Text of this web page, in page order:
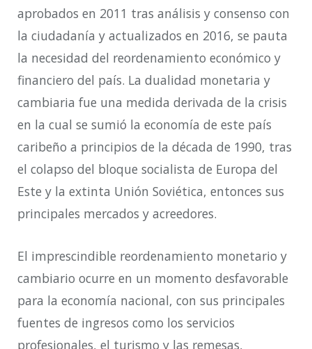
aprobados en 2011 tras análisis y consenso con
la ciudadanía y actualizados en 2016, se pauta
la necesidad del reordenamiento económico y
financiero del país. La dualidad monetaria y
cambiaria fue una medida derivada de la crisis
en la cual se sumió la economía de este país
caribeño a principios de la década de 1990, tras
el colapso del bloque socialista de Europa del
Este y la extinta Unión Soviética, entonces sus
principales mercados y acreedores.
El imprescindible reordenamiento monetario y
cambiario ocurre en un momento desfavorable
para la economía nacional, con sus principales
fuentes de ingresos como los servicios
profesionales, el turismo y las remesas,